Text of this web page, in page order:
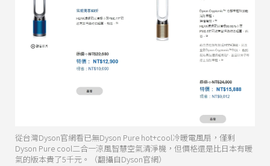
從台灣Dyson官網看已無Dyson Pure hot+cool冷暖電風扇，僅剩
Dyson Pure cool二合一涼風智慧空氣清淨機，但價格還是比日本有暖
氣的版本貴了5千元。（翻攝自Dyson官網）